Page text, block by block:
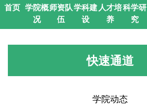
首页 学院概
况
师资队
伍
学科建
设
人才培
养
科学研
究
快速通道
学院动态